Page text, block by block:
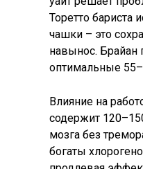
Торетто бариста
чашки – это
навынос. Брайан
оптимальные
Влияние на
содержит
мозга без
богаты